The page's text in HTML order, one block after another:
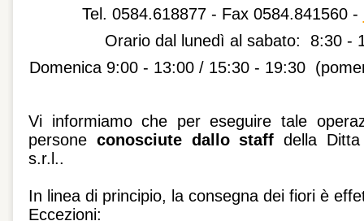
Tel. 0584.618877 - Fax 0584.841560 -
Orario dal lunedì al sabato: 8:30 -
Domenica 9:00 - 13:00 / 15:30 - 19:30
Vi informiamo che per eseguire tale
persone conosciute dallo staff della
s.r.l..
In linea di principio, la consegna dei fiori è
Eccezioni: